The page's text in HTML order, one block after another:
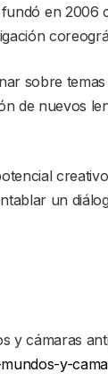
en 2006
sobre temas
de nuevos
un
y cámaras
y-